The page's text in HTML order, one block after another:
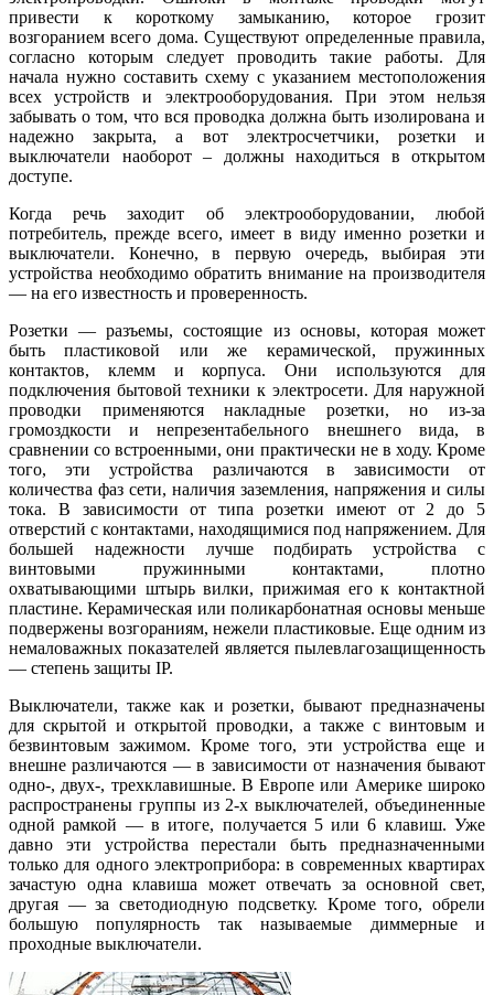
привести к короткому замыканию, которое грозит
возгоранием всего дома. Существуют определенные правила,
согласно которым следует проводить такие работы. Для
начала нужно составить схему с указанием местоположения
всех устройств и электрооборудования. При этом нельзя
забывать о том, что вся проводка должна быть изолирована и
надежно закрыта, а вот электросчетчики, розетки и
выключатели наоборот – должны находиться в открытом
доступе.
Когда речь заходит об электрооборудовании, любой
потребитель, прежде всего, имеет в виду именно розетки и
выключатели. Конечно, в первую очередь, выбирая эти
устройства необходимо обратить внимание на производителя
— на его известность и проверенность.
Розетки — разъемы, состоящие из основы, которая может
быть пластиковой или же керамической, пружинных
контактов, клемм и корпуса. Они используются для
подключения бытовой техники к электросети. Для наружной
проводки применяются накладные розетки, но из-за
громоздкости и непрезентабельного внешнего вида, в
сравнении со встроенными, они практически не в ходу. Кроме
того, эти устройства различаются в зависимости от
количества фаз сети, наличия заземления, напряжения и силы
тока. В зависимости от типа розетки имеют от 2 до 5
отверстий с контактами, находящимися под напряжением. Для
большей надежности лучше подбирать устройства с
винтовыми пружинными контактами, плотно
охватывающими штырь вилки, прижимая его к контактной
пластине. Керамическая или поликарбонатная основы меньше
подвержены возгораниям, нежели пластиковые. Еще одним из
немаловажных показателей является пылевлагозащищенность
— степень защиты IP.
Выключатели, также как и розетки, бывают предназначены
для скрытой и открытой проводки, а также с винтовым и
безвинтовым зажимом. Кроме того, эти устройства еще и
внешне различаются — в зависимости от назначения бывают
одно-, двух-, трехклавишные. В Европе или Америке широко
распространены группы из 2-х выключателей, объединенные
одной рамкой — в итоге, получается 5 или 6 клавиш. Уже
давно эти устройства перестали быть предназначенными
только для одного электроприбора: в современных квартирах
зачастую одна клавиша может отвечать за основной свет,
другая — за светодиодную подсветку. Кроме того, обрели
большую популярность так называемые диммерные и
проходные выключатели.